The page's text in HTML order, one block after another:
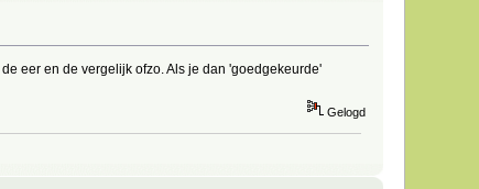
eer en de vergelijk ofzo. Als je dan 'goedgekeurde'
Gelogd